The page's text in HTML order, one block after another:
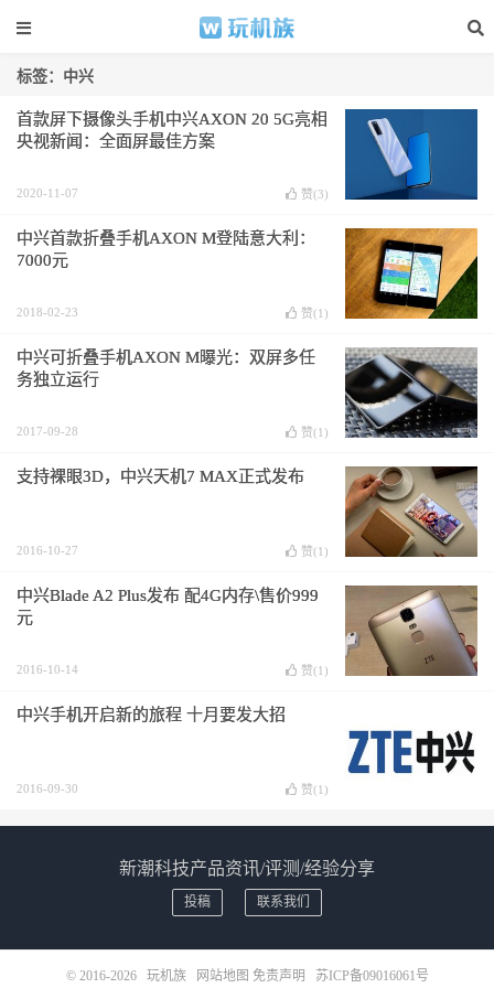
标签：中兴
首款屏下摄像头手机中兴AXON 20 5G亮相
央视新闻：全面屏最佳方案
2020-11-07 赞(3)
中兴首款折叠手机AXON M登陆意大利：
7000元
2018-02-23 赞(1 )
中兴可折叠手机AXON M曝光：双屏多任
务独立运行
2017-09-28 赞(1 )
支持裸眼3D，中兴天机7 MAX正式发布
2016-10-27 赞(1 )
中兴Blade A2 Plus发布 配4G内存\售价999
元
2016-10-14 赞(1 )
中兴手机开启新的旅程 十月要发大招
2016-09-30 赞(1 )
新潮科技产品资讯/评测/经验分享
投稿 联系我们
© 2016-2026 玩机族 网站地图 免责声明 苏ICP备09016061号